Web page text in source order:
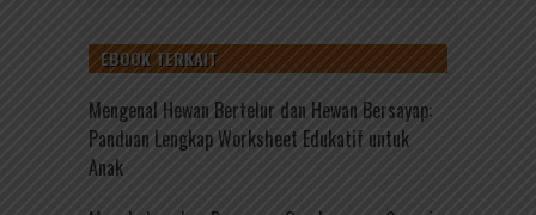
EBOOK TERKAIT
Mengenal Hewan Bertelur dan Hewan Bersayap:
Panduan Lengkap Worksheet Edukatif untuk
Anak